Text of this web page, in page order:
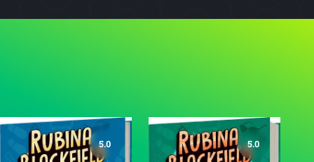
5.0 5.0